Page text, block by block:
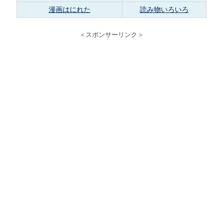
漫画はにれた 読み物いろいろ
＜スポンサーリンク＞